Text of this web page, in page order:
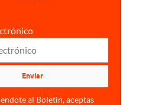
al Boletin, aceptas